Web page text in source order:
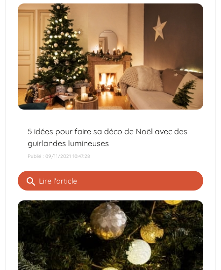
5 idées pour faire sa déco de Noël avec des
guirlandes lumineuses
Publié : 09/11/2021 10:47:28
search Lire l'article